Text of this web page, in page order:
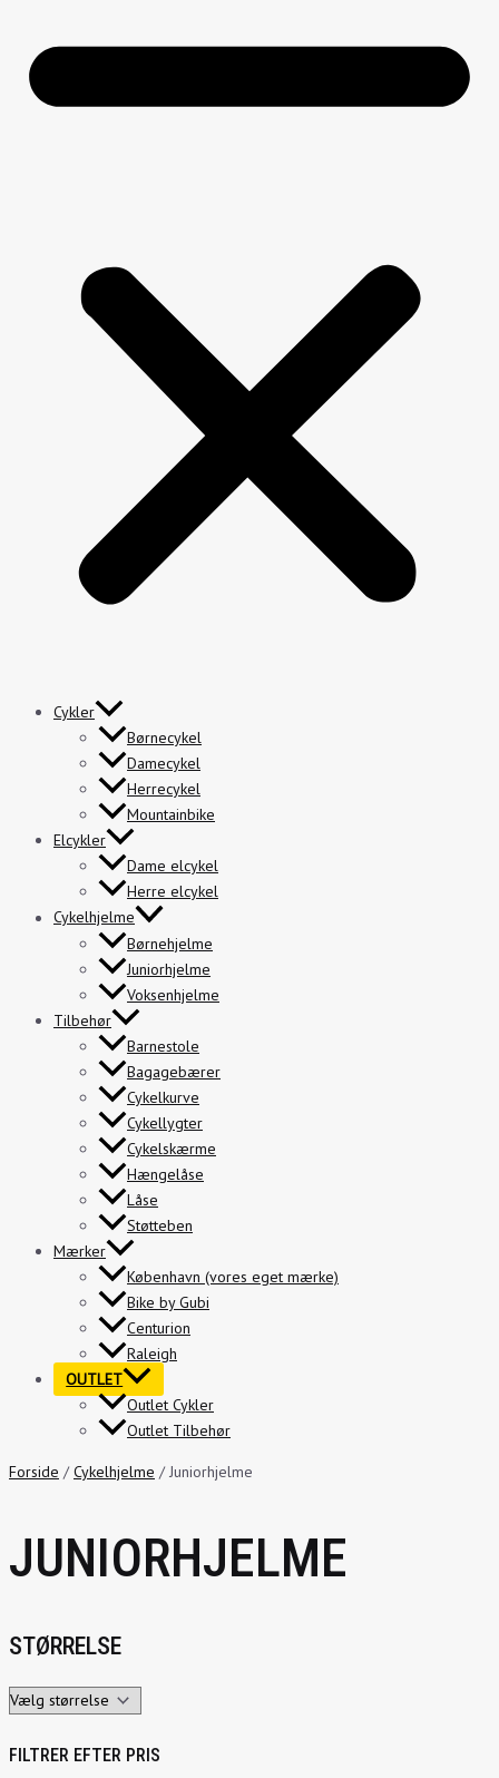
Cykler
Børnecykel
Damecykel
Herrecykel
Mountainbike
Elcykler
Dame elcykel
Herre elcykel
Cykelhjelme
Børnehjelme
Juniorhjelme
Voksenhjelme
Tilbehør
Barnestole
Bagagebærer
Cykelkurve
Cykellygter
Cykelskærme
Hængelåse
Låse
Støtteben
Mærker
København (vores eget mærke)
Bike by Gubi
Centurion
Raleigh
OUTLET
Outlet Cykler
Outlet Tilbehør
Forside /Cykelhjelme / Juniorhjelme
JUNIORHJELME
STØRRELSE
FILTRER EFTER PRIS